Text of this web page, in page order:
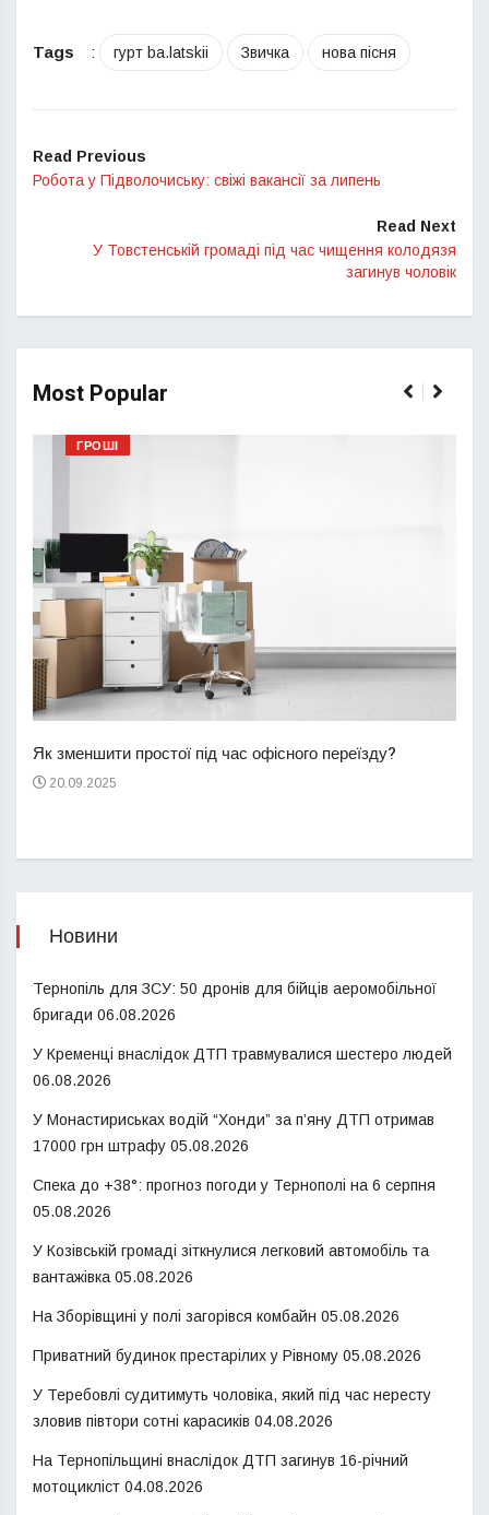
Tags : гурт ba.latskii Звичка нова пісня
Read Previous
Робота у Підволочиську: свіжі вакансії за липень
Read Next
У Товстенській громаді під час чищення колодязя
загинув чоловік
Most Popular
ГРОШІ
Як зменшити простої під час офісного переїзду?
20.09.2025
Новини
Тернопіль для ЗСУ: 50 дронів для бійців аеромобільної
бригади 06.08.2026
У Кременці внаслідок ДТП травмувалися шестеро людей
06.08.2026
У Монастириськах водій “Хонди” за п’яну ДТП отримав
17000 грн штрафу 05.08.2026
Спека до +38°: прогноз погоди у Тернополі на 6 серпня
05.08.2026
У Козівській громаді зіткнулися легковий автомобіль та
вантажівка 05.08.2026
На Зборівщині у полі загорівся комбайн 05.08.2026
Приватний будинок престарілих у Рівному 05.08.2026
У Теребовлі судитимуть чоловіка, який під час нересту
зловив півтори сотні карасиків 04.08.2026
На Тернопільщині внаслідок ДТП загинув 16-річний
мотоцикліст 04.08.2026